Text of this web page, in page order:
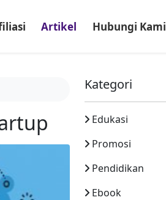
Artikel Hubungi Kami
Kategori
Edukasi
Promosi
Pendidikan
Ebook